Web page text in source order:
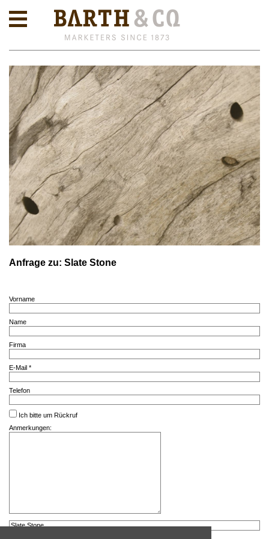
Anfrage zu: Slate Stone
Vorname
Name
Firma
E-Mail *
Telefon
Ich bitte um Rückruf
Anmerkungen: